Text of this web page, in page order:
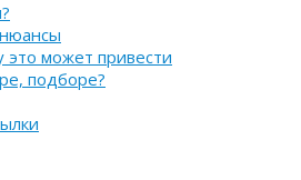
это может привести
подборе?